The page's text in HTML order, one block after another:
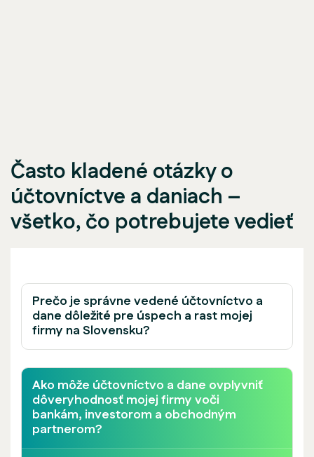
Často kladené otázky o
účtovníctve a daniach –
všetko, čo potrebujete vedieť
Prečo je správne vedené účtovníctvo a
dane dôležité pre úspech a rast mojej
firmy na Slovensku?
Ako môže účtovníctvo a dane ovplyvniť
dôveryhodnosť mojej firmy voči
bankám, investorom a obchodným
partnerom?